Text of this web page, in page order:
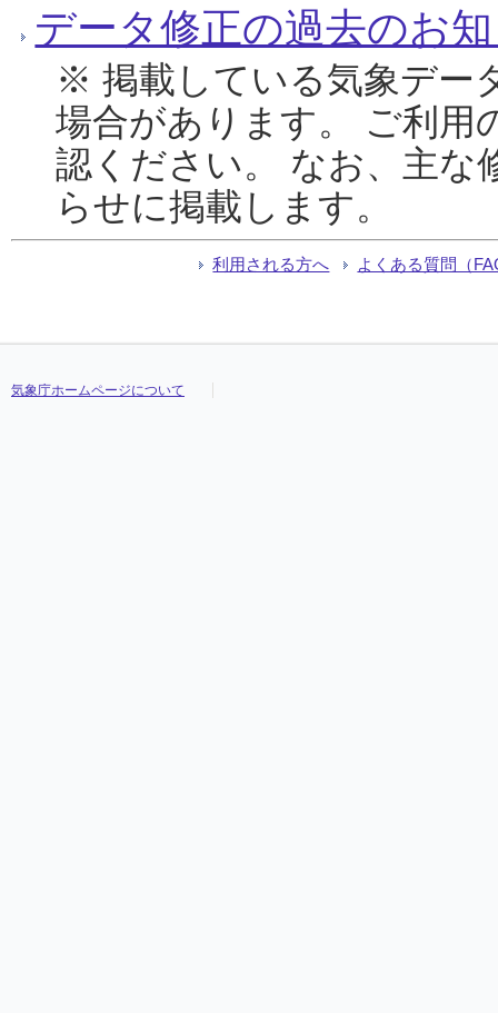
データ修正の過去のお
※ 掲載している気象デー
場合があります。 ご利用
認ください。 なお、主な
らせに掲載します。
利用される方へ よくある質問（
気象庁ホームページについて